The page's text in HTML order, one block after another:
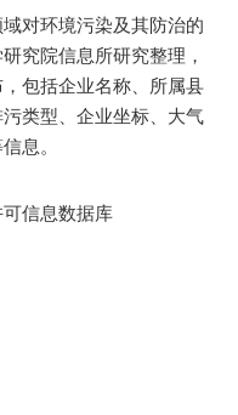
对环境污染及其防治的
究院信息所研究整理，
包括企业名称、所属县
类型、企业坐标、大气
息。
信息数据库